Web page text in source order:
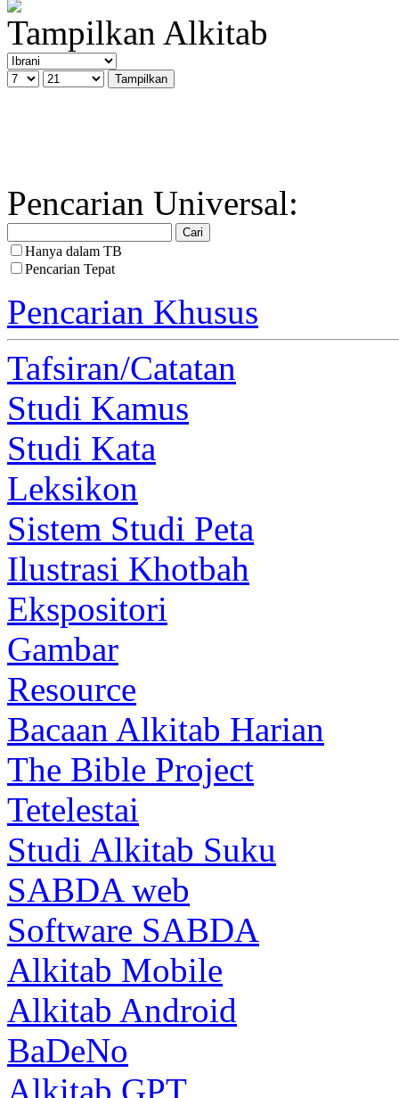
Tampilkan Alkitab
Pencarian Universal:
Hanya dalam TB
Pencarian Tepat
Pencarian Khusus
Tafsiran/Catatan
Studi Kamus
Studi Kata
Leksikon
Sistem Studi Peta
Ilustrasi Khotbah
Ekspositori
Gambar
Resource
Bacaan Alkitab Harian
The Bible Project
Tetelestai
Studi Alkitab Suku
SABDA web
Software SABDA
Alkitab Mobile
Alkitab Android
BaDeNo
Alkitab GPT